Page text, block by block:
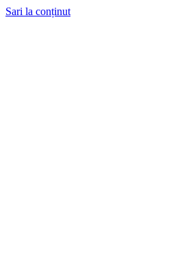
Sari la conținut